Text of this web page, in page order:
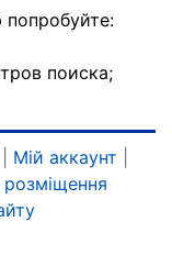
поиска;
Мій аккаунт